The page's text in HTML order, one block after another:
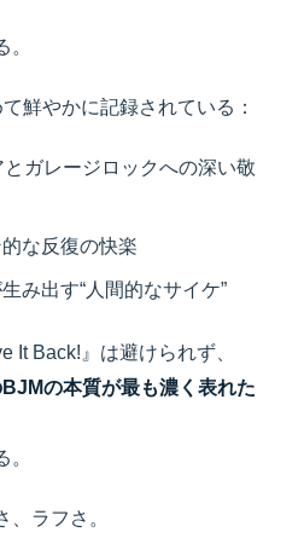
鮮やかに記録されている：
ガレージロックへの深い敬
な反復の快楽
み出す“人間的なサイケ”
It Back!』は避けられず、
の本質が最も濃く表れた
、ラフさ。